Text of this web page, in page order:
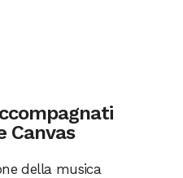
Canvas
della musica